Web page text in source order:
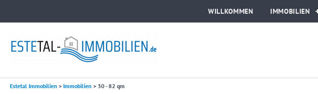
WILLKOMMEN IMMOBILIEN
Estetal Immobilien > Immobilien > 30 - 82 qm